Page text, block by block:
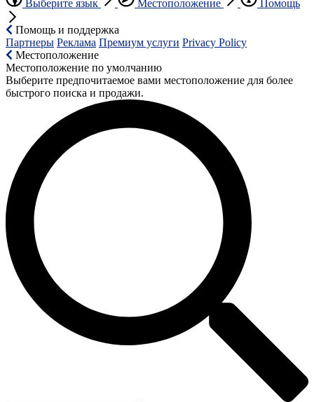
Выберите язык Местоположение Помощь
Помощь и поддержка
Партнеры Реклама Премиум услуги Privacy Policy
Местоположение
Местоположение по умолчанию
Выберите предпочитаемое вами местоположение для более
быстрого поиска и продажи.